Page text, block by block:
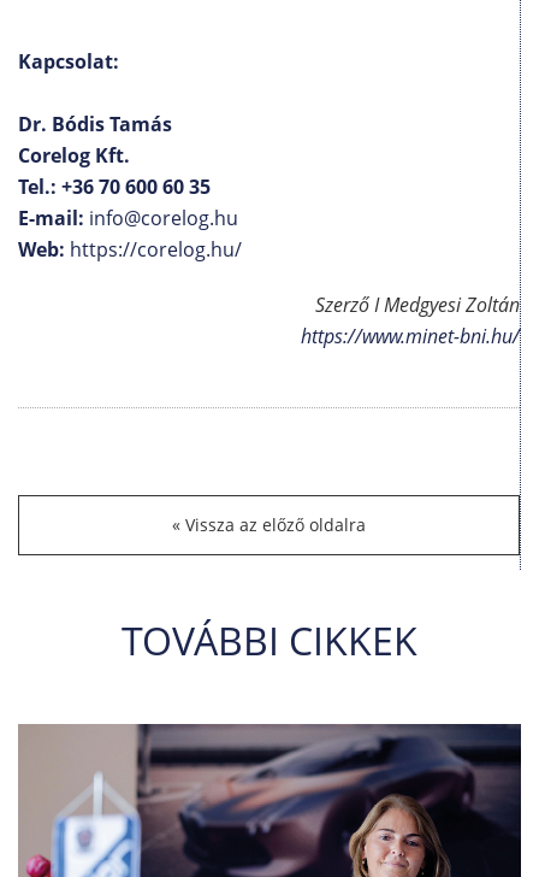
Kapcsolat:
Dr. Bódis Tamás
Corelog Kft.
Tel.: +36 70 600 60 35
E-mail: info@corelog.hu
Web: https://corelog.hu/
Szerző I Medgyesi Zoltán
https://www.minet-bni.hu/
Vissza az előző oldalra
TOVÁBBI CIKKEK